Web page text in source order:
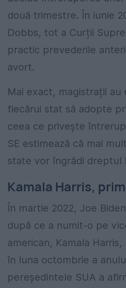
două trimestre. În iunie
Dobbs, tot a Curții
practic prevederile
avort.
Mai exact, magistrații
fiecărui stat să adopte
ceea ce privește
SE estimează că mai
state vor îngrădi dreptul
Kamala Harris,
În martie 2022, Joe
după ce a numit-o pe
american, Kamala
în luna octombrie a
pereședintele SUA a